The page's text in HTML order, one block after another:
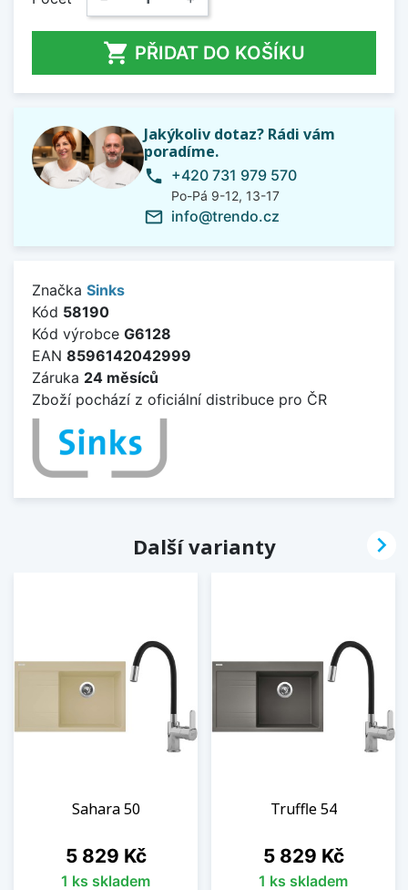
 PŘIDAT DO KOŠÍKU
Jakýkoliv dotaz? Rádi vám
poradíme.
phone +420 731 979 570
Po-Pá 9-12, 13-17
mail_outline info@trendo.cz
Značka Sinks
Kód 58190
Kód výrobce G6128
EAN 8596142042999
Záruka 24 měsíců
Zboží pochází z oficiální distribuce pro ČR
Další varianty
Sahara 50
Cena
5 829 Kč
1 ks skladem
Truffle 54
Cena
5 829 Kč
1 ks skladem
